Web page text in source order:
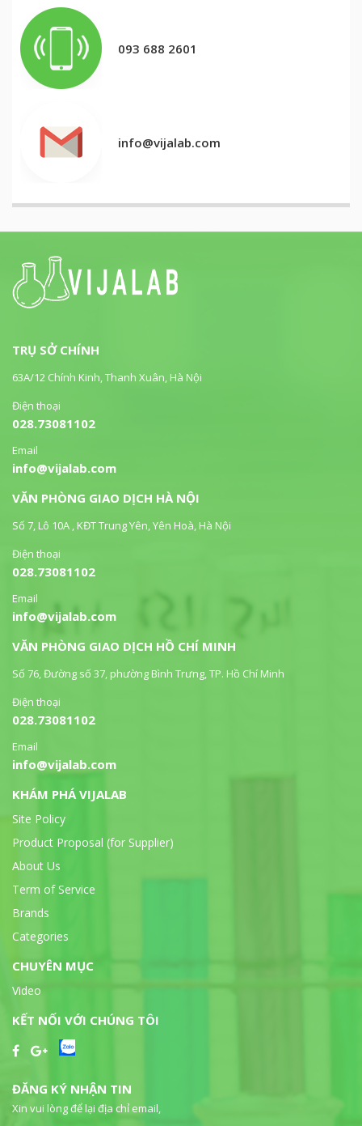
093 688 2601
info@vijalab.com
TRỤ SỞ CHÍNH
63A/12 Chính Kinh, Thanh Xuân, Hà Nội
Điện thoại
028.73081102
Email
info@vijalab.com
VĂN PHÒNG GIAO DỊCH HÀ NỘI
Số 7, Lô 10A , KĐT Trung Yên, Yên Hoà, Hà Nội
Điện thoại
028.73081102
Email
info@vijalab.com
VĂN PHÒNG GIAO DỊCH HỒ CHÍ MINH
Số 76, Đường số 37, phường Bình Trưng, TP. Hồ Chí Minh
Điện thoại
028.73081102
Email
info@vijalab.com
KHÁM PHÁ VIJALAB
Site Policy
Product Proposal (for Supplier)
About Us
Term of Service
Brands
Categories
CHUYÊN MỤC
Video
KẾT NỐI VỚI CHÚNG TÔI
ĐĂNG KÝ NHẬN TIN
Xin vui lòng để lại địa chỉ email,